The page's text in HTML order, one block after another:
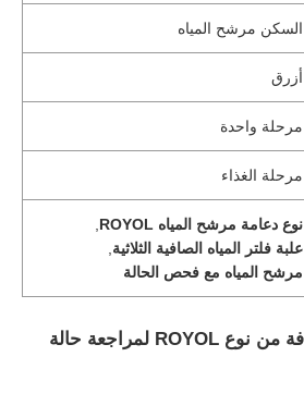
السكن مرشح المياه
أزرق
مرحلة واحدة
مرحلة الغذاء
نوع دعامة مرشح المياه ROYOL
علبة فلتر المياه الصافية الثلاثية
مرشح المياه مع فحص الحالة
فلتر المياه ثلاثي النظافة من نوع ROYOL لمراجعة حالة